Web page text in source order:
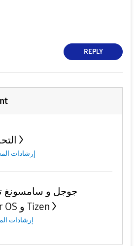
REPLY
إرشادات
جوجل و سامسونغ
نظاميهما Wear OS و Tizen
إرشادات